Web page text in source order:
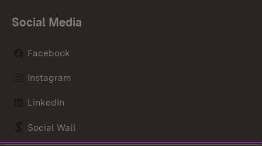
Social Media
Facebook
Instagram
LinkedIn
Social Wall